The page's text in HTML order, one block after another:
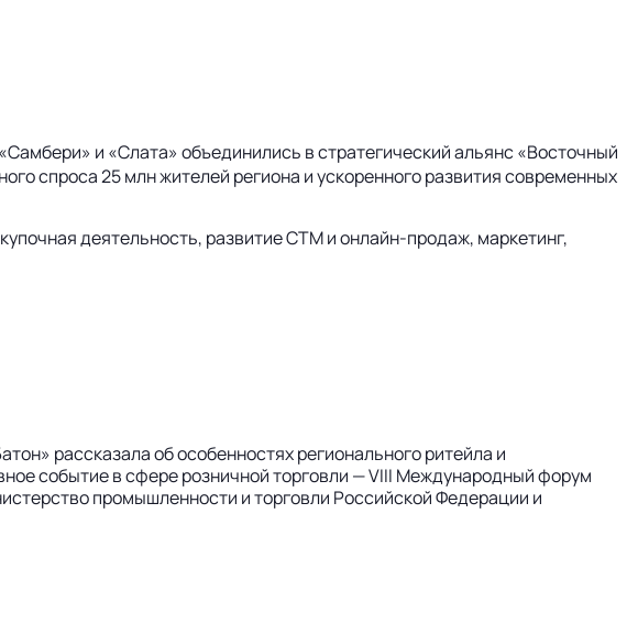
и «Слата» объединились в стратегический альянс «Восточный
спроса 25 млн жителей региона и ускоренного развития современных
деятельность, развитие СТМ ионлайн-продаж, маркетинг,
рассказала об особенностях регионального ритейла и
событие в сфере розничной торговли — VIII Международный форум
промышленности и торговли Российской Федерации и